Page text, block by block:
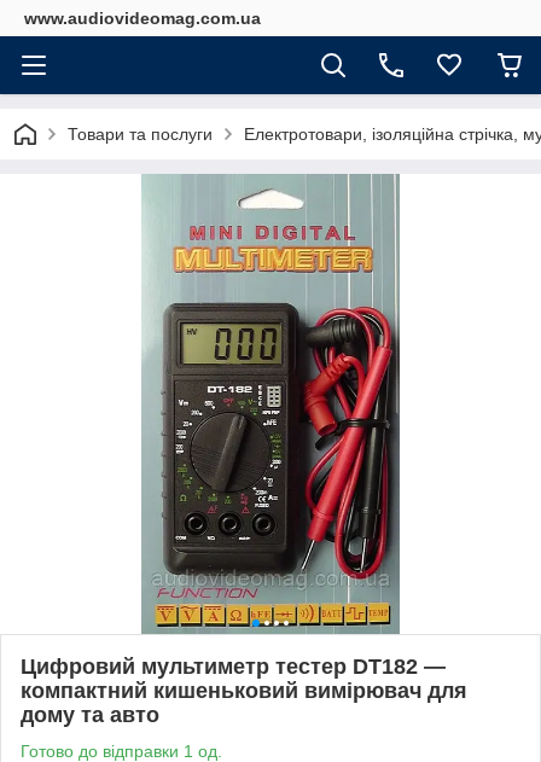
www.audiovideomag.com.ua
Товари та послуги Електротовари, ізоляційна стрічка,
Цифровий мультиметр тестер DT182 —
компактний кишеньковий вимірювач для
дому та авто
Готово до відправки 1 од.